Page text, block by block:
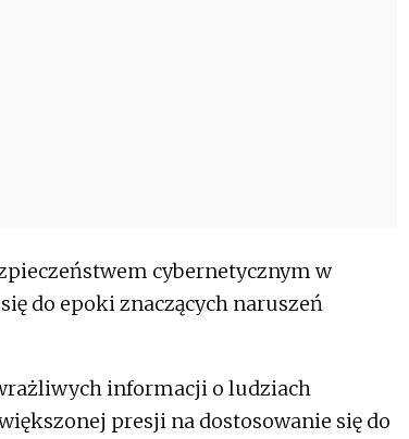
cybernetycznym w
do epoki znaczących naruszeń
informacji o ludziach
presji na dostosowanie się do